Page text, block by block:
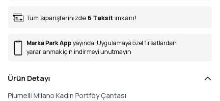
Tüm siparişlerinizde 6 Taksit imkanı!
Marka Park Appyayında. Uygulamaya özel fırsatlardan
yararlanmak için indirmeyi unutmayın
Ürün Detayı
Piumelli Milano Kadın Portföy Çantası